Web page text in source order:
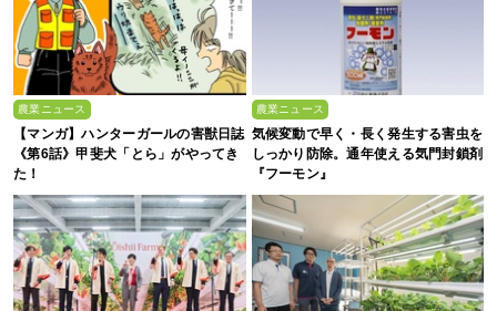
農業ニュース
【マンガ】ハンターガールの害獣日誌
《第6話》甲斐犬「とら」がやってき
た！
農業ニュース
気候変動で早く・長く発生する害虫を
しっかり防除。通年使える気門封鎖剤
『フーモン』